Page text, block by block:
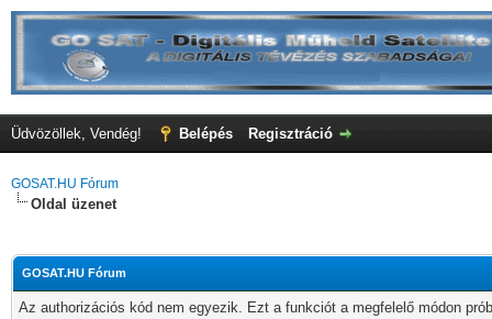
Üdvözöllek, Vendég! Belépés Regisztráció
GOSAT.HU Fórum
Oldal üzenet
GOSAT.HU Fórum
Az authorizációs kód nem egyezik. Ezt a funkciót a megfelelő módon